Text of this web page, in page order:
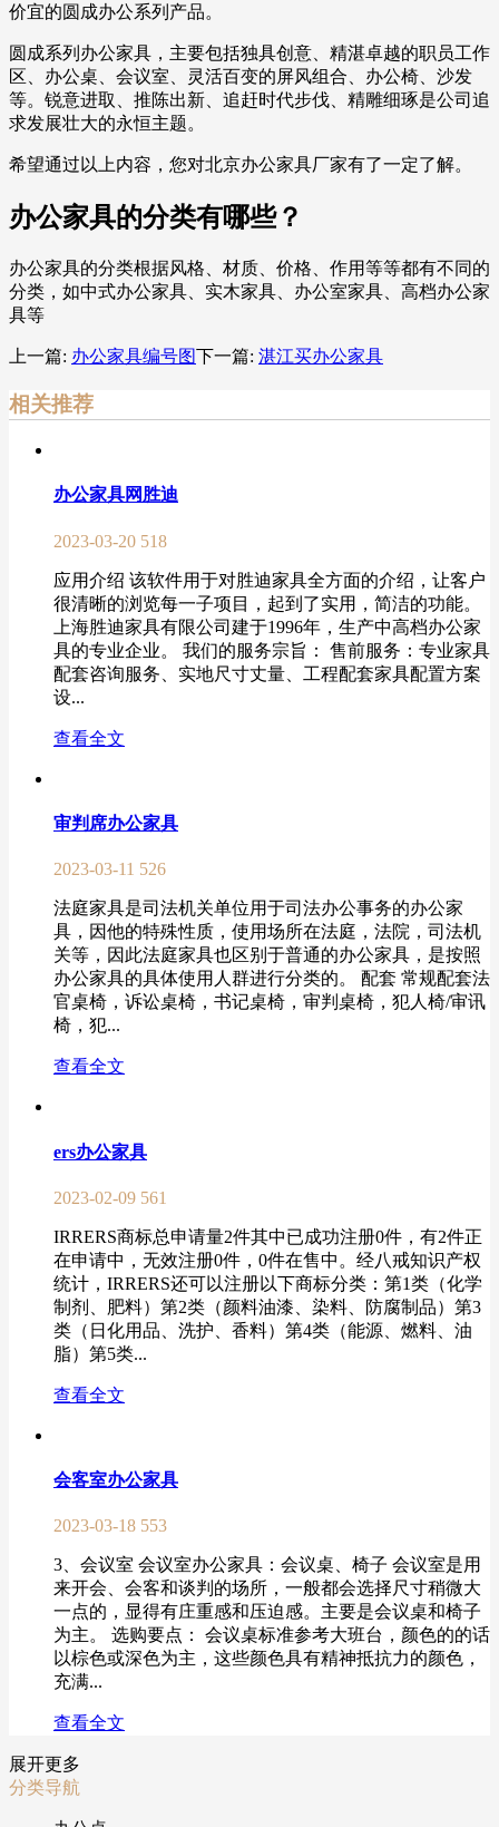
价宜的圆成办公系列产品。
圆成系列办公家具，主要包括独具创意、精湛卓越的职员工作
区、办公桌、会议室、灵活百变的屏风组合、办公椅、沙发
等。锐意进取、推陈出新、追赶时代步伐、精雕细琢是公司追
求发展壮大的永恒主题。
希望通过以上内容，您对北京办公家具厂家有了一定了解。
办公家具的分类有哪些？
办公家具的分类根据风格、材质、价格、作用等等都有不同的
分类，如中式办公家具、实木家具、办公室家具、高档办公家
具等
上一篇: 办公家具编号图下一篇: 湛江买办公家具
相关推荐
办公家具网胜迪
2023-03-20 518
应用介绍 该软件用于对胜迪家具全方面的介绍，让客户
很清晰的浏览每一子项目，起到了实用，简洁的功能。
上海胜迪家具有限公司建于1996年，生产中高档办公家
具的专业企业。 我们的服务宗旨： 售前服务：专业家具
配套咨询服务、实地尺寸丈量、工程配套家具配置方案
设...
查看全文
审判席办公家具
2023-03-11 526
法庭家具是司法机关单位用于司法办公事务的办公家
具，因他的特殊性质，使用场所在法庭，法院，司法机
关等，因此法庭家具也区别于普通的办公家具，是按照
办公家具的具体使用人群进行分类的。 配套 常规配套法
官桌椅，诉讼桌椅，书记桌椅，审判桌椅，犯人椅/审讯
椅，犯...
查看全文
ers办公家具
2023-02-09 561
IRRERS商标总申请量2件其中已成功注册0件，有2件正
在申请中，无效注册0件，0件在售中。经八戒知识产权
统计，IRRERS还可以注册以下商标分类：第1类（化学
制剂、肥料）第2类（颜料油漆、染料、防腐制品）第3
类（日化用品、洗护、香料）第4类（能源、燃料、油
脂）第5类...
查看全文
会客室办公家具
2023-03-18 553
3、会议室 会议室办公家具：会议桌、椅子 会议室是用
来开会、会客和谈判的场所，一般都会选择尺寸稍微大
一点的，显得有庄重感和压迫感。主要是会议桌和椅子
为主。 选购要点： 会议桌标准参考大班台，颜色的的话
以棕色或深色为主，这些颜色具有精神抵抗力的颜色，
充满...
查看全文
展开更多
分类导航